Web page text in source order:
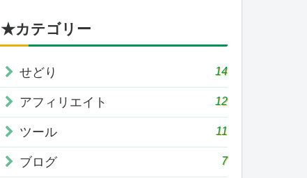
★カテゴリー
せどり 14
アフィリエイト 12
ツール 11
ブログ 7